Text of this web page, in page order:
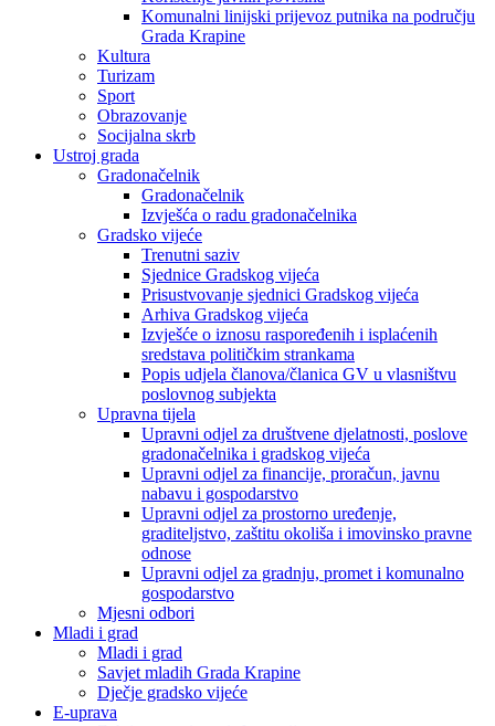
Komunalni linijski prijevoz putnika na području
Grada Krapine
Kultura
Turizam
Sport
Obrazovanje
Socijalna skrb
Ustroj grada
Gradonačelnik
Gradonačelnik
Izvješća o radu gradonačelnika
Gradsko vijeće
Trenutni saziv
Sjednice Gradskog vijeća
Prisustvovanje sjednici Gradskog vijeća
Arhiva Gradskog vijeća
Izvješće o iznosu raspoređenih i isplaćenih
sredstava političkim strankama
Popis udjela članova/članica GV u vlasništvu
poslovnog subjekta
Upravna tijela
Upravni odjel za društvene djelatnosti, poslove
gradonačelnika i gradskog vijeća
Upravni odjel za financije, proračun, javnu
nabavu i gospodarstvo
Upravni odjel za prostorno uređenje,
graditeljstvo, zaštitu okoliša i imovinsko pravne
odnose
Upravni odjel za gradnju, promet i komunalno
gospodarstvo
Mjesni odbori
Mladi i grad
Mladi i grad
Savjet mladih Grada Krapine
Dječje gradsko vijeće
E-uprava